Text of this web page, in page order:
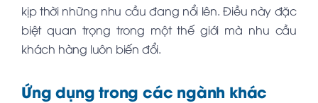
kịp thời những nhu cầu đang nổi lên. Điều này đặc
biệt quan trọng trong một thế giới mà nhu cầu
khách hàng luôn biến đổi.
Ứng dụng trong các ngành khác